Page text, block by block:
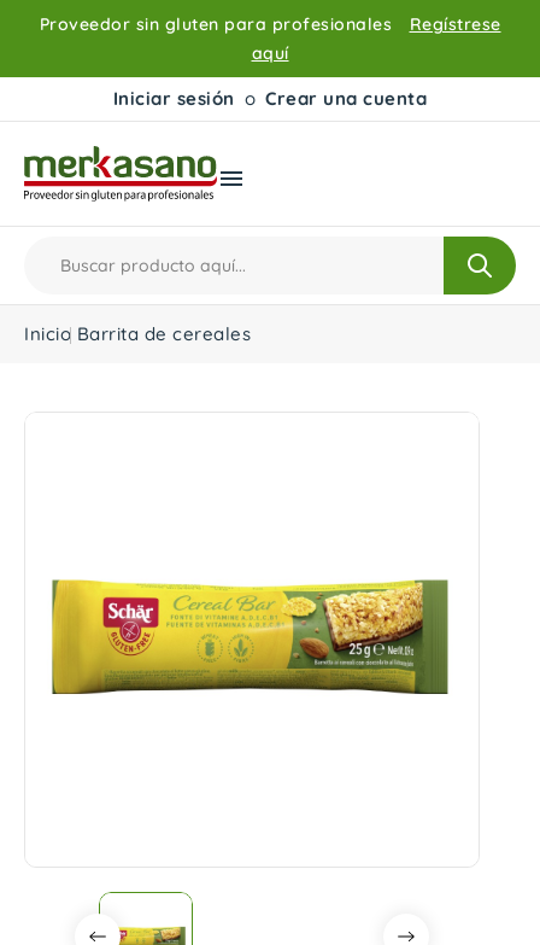
Proveedor sin gluten para profesionales
Regístrese
aquí
Iniciar sesión o Crear una cuenta

Inicio Barrita de cereales